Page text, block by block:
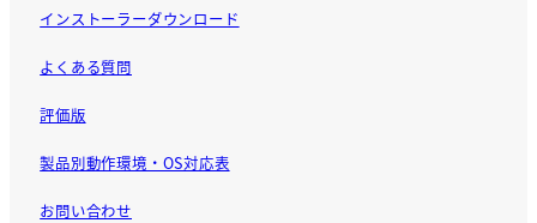
インストーラーダウンロード
よくある質問
評価版
製品別動作環境・OS対応表
お問い合わせ